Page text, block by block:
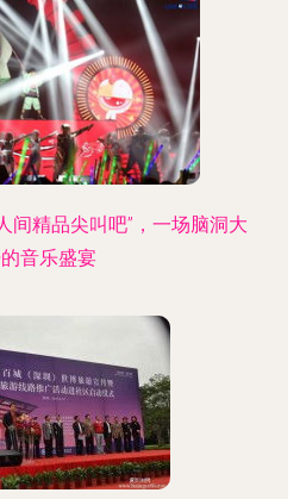
间精品尖叫吧”，一场脑洞大
音乐盛宴